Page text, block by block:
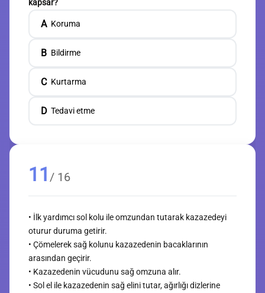
kapsar?
A Koruma
B Bildirme
C Kurtarma
D Tedavi etme
11 / 16
• İlk yardımcı sol kolu ile omzundan tutarak kazazedeyi
oturur duruma getirir.
• Çömelerek sağ kolunu kazazedenin bacaklarının
arasından geçirir.
• Kazazedenin vücudunu sağ omzuna alır.
• Sol el ile kazazedenin sağ elini tutar, ağırlığı dizlerine